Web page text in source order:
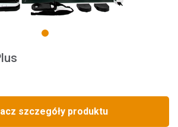
1
szczegóły produktu